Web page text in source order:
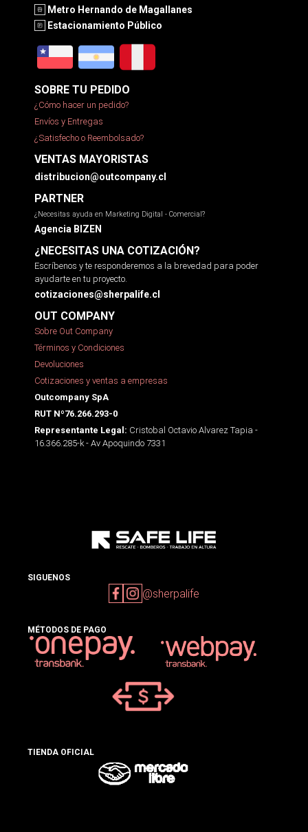
Metro Hernando de Magallanes
Estacionamiento Público
SOBRE TU PEDIDO
¿Cómo hacer un pedido?
Envíos y Entregas
¿Satisfecho o Reembolsado?
VENTAS MAYORISTAS
distribucion@outcompany.cl
PARTNER
¿Necesitas ayuda en Marketing Digital - Comercial?
Agencia BIZEN
¿NECESITAS UNA COTIZACIÓN?
Escríbenos y te responderemos a la brevedad para poder
ayudarte en tu proyecto.
cotizaciones@sherpalife.cl
OUT COMPANY
Sobre Out Company
Términos y Condiciones
Devoluciones
Cotizaciones y ventas a empresas
Outcompany SpA
RUT Nº76.266.293-0
Representante Legal: Cristobal Octavio Alvarez Tapia -
16.366.285-k - Av Apoquindo 7331
SIGUENOS
@sherpalife
MÉTODOS DE PAGO
TIENDA OFICIAL